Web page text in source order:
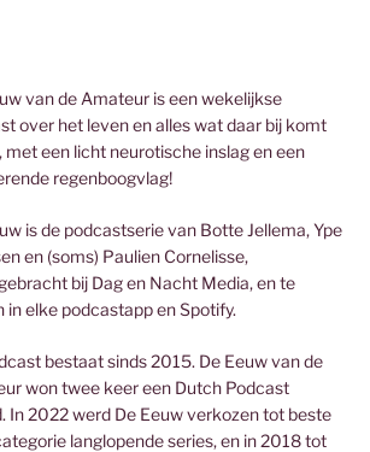
van de Amateur is een wekelijkse
over het leven en alles wat daar bij komt
met een licht neurotische inslag en een
regenboogvlag!
is de podcastserie van Botte Jellema, Ype
en (soms) Paulien Cornelisse,
bij Dag en Nacht Media, en te
in elke podcastapp en Spotify.
bestaat sinds 2015. De Eeuw van de
won twee keer een Dutch Podcast
In 2022 werd De Eeuw verkozen tot beste
langlopende series, en in 2018 tot